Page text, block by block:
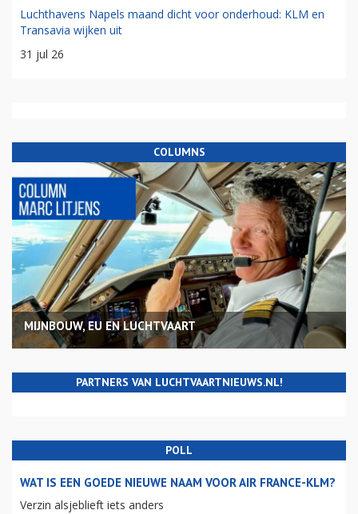
Luchthavens Napels maand dicht voor onderhoud: KLM en
Transavia wijken uit
31 jul 26
COLUMNS
MIJNBOUW, EU EN LUCHTVAART
PARTNERS VAN LUCHTVAARTNIEUWS.NL!
POLL
WAT IS EEN GOEDE NIEUWE NAAM VOOR AIR FRANCE-KLM?
Verzin alsjeblieft iets anders